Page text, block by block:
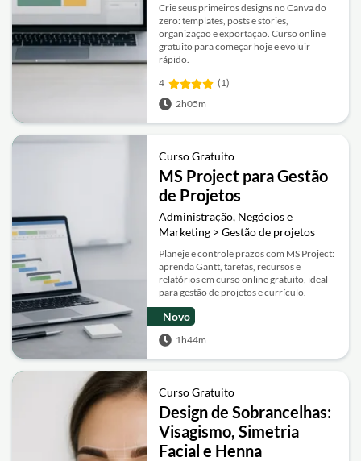
Crie seus primeiros designs no Canva do
zero: templates, posts e stories,
organização e exportação. Curso online
gratuito para começar hoje e evoluir
rápido.
4
(1)
2h05m
Curso Gratuito
MS Project para Gestão
de Projetos
Administração, Negócios e
Marketing > Gestão de projetos
Planeje e controle prazos com MS Project:
aprenda Gantt, tarefas, recursos e
relatórios em curso online gratuito, ideal
para gestão de projetos e currículo.
Novo
1h44m
Curso Gratuito
Design de Sobrancelhas:
Visagismo, Simetria
Facial e Henna